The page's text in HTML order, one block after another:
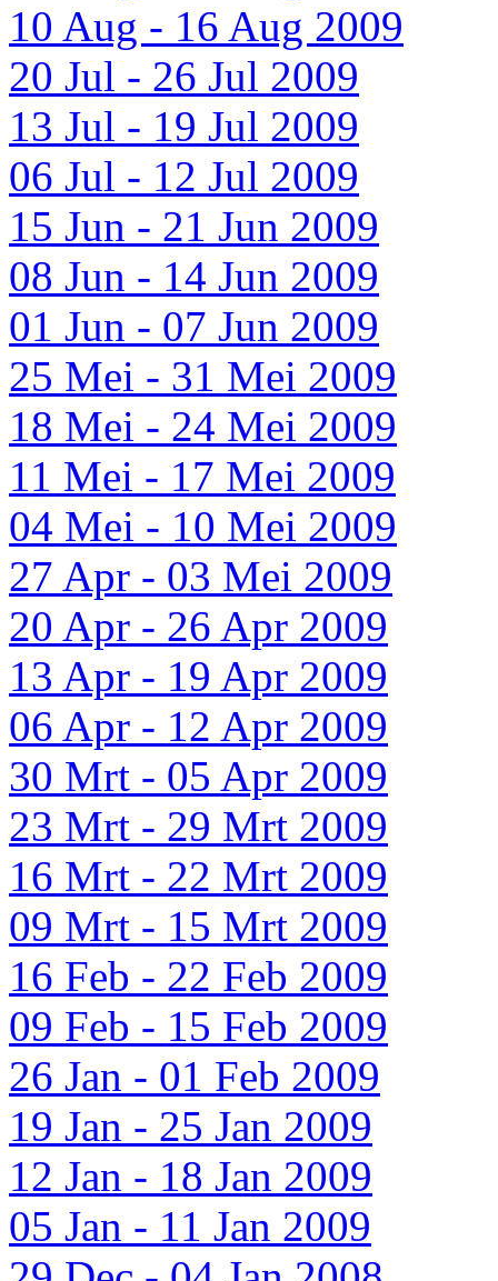
10 Aug - 16 Aug 2009
20 Jul - 26 Jul 2009
13 Jul - 19 Jul 2009
06 Jul - 12 Jul 2009
15 Jun - 21 Jun 2009
08 Jun - 14 Jun 2009
01 Jun - 07 Jun 2009
25 Mei - 31 Mei 2009
18 Mei - 24 Mei 2009
11 Mei - 17 Mei 2009
04 Mei - 10 Mei 2009
27 Apr - 03 Mei 2009
20 Apr - 26 Apr 2009
13 Apr - 19 Apr 2009
06 Apr - 12 Apr 2009
30 Mrt - 05 Apr 2009
23 Mrt - 29 Mrt 2009
16 Mrt - 22 Mrt 2009
09 Mrt - 15 Mrt 2009
16 Feb - 22 Feb 2009
09 Feb - 15 Feb 2009
26 Jan - 01 Feb 2009
19 Jan - 25 Jan 2009
12 Jan - 18 Jan 2009
05 Jan - 11 Jan 2009